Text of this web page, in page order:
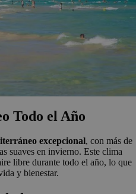
Todo el Año
excepcional, con más de
suaves en invierno. Este clima
libre durante todo el año, lo que
y bienestar.